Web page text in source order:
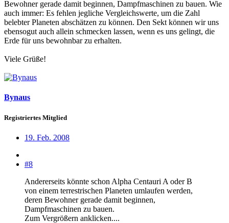
Bewohner gerade damit beginnen, Dampfmaschinen zu bauen. Wie
auch immer: Es fehlen jegliche Vergleichswerte, um die Zahl
belebter Planeten abschätzen zu können. Den Sekt können wir uns
ebensogut auch allein schmecken lassen, wenn es uns gelingt, die
Erde für uns bewohnbar zu erhalten.
Viele Grüße!
Bynaus
Registriertes Mitglied
19. Feb. 2008
#8
Andererseits könnte schon Alpha Centauri A oder B
von einem terrestrischen Planeten umlaufen werden,
deren Bewohner gerade damit beginnen,
Dampfmaschinen zu bauen.
Zum Vergrößern anklicken....